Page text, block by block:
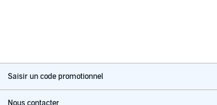
Saisir un code promotionnel
Nous contacter